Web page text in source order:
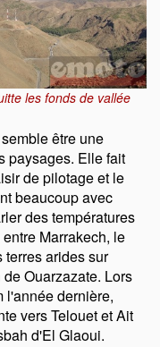
les fonds de vallée
être une
paysages. Elle fait
de pilotage et le
beaucoup avec
des températures
Marrakech, le
arides sur
Ouarzazate. Lors
l'année dernière,
vers Telouet et Ait
d'El Glaoui.